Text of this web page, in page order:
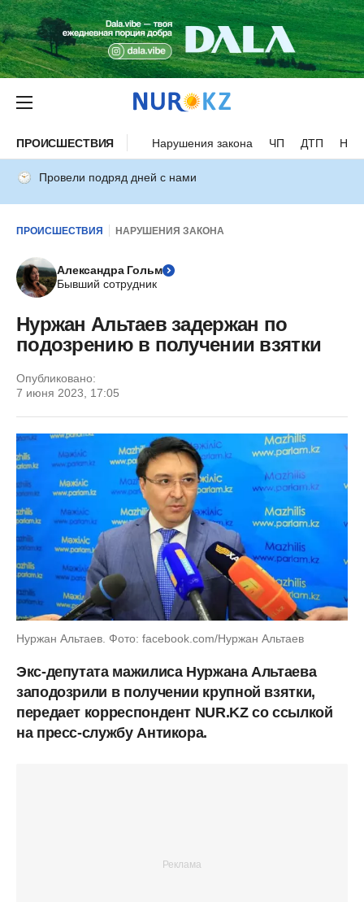
ПРОИСШЕСТВИЯ Нарушения закона ЧП ДТП
Провели подряд дней с нами
ПРОИСШЕСТВИЯ НАРУШЕНИЯ ЗАКОНА
Александра Гольм
Бывший сотрудник
Нуржан Альтаев задержан по
подозрению в получении взятки
Опубликовано:
7 июня 2023, 17:05
Нуржан Альтаев. Фото: facebook.com/Нуржан Альтаев
Экс-депутата мажилиса Нуржана Альтаева
заподозрили в получении крупной взятки,
передает корреспондент NUR.KZ со ссылкой
на пресс-службу Антикора.